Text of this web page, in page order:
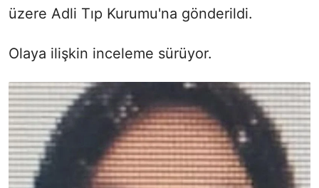
üzere Adli Tıp Kurumu'na gönderildi.
Olaya ilişkin inceleme sürüyor.